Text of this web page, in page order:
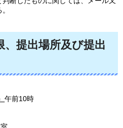
、提出場所及び提出
午前10時